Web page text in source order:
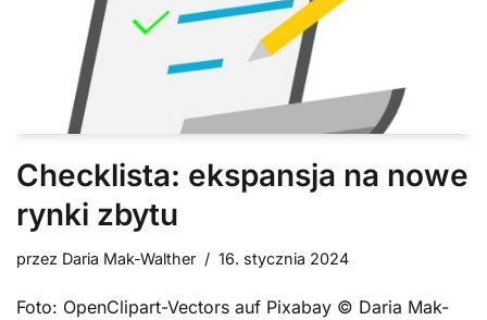
Checklista: ekspansja na nowe
rynki zbytu
przez Daria Mak-Walther 16. stycznia 2024
Foto: OpenClipart-Vectors auf Pixabay © Daria Mak-